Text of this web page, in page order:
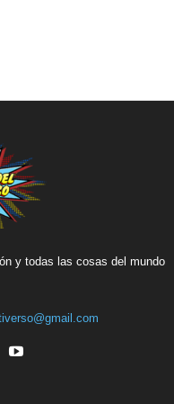
y todas las cosas del mundo